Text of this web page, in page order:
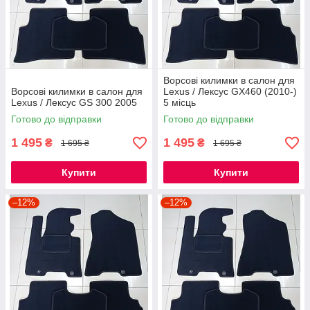
Ворсові килимки в салон для
Lexus / Лексус GS 300 2005
Готово до відправки
1 495 ₴ 1 695 ₴
Купити
Ворсові килимки в салон для
Lexus / Лексус GX460 (2010-)
5 місць
Готово до відправки
1 495 ₴ 1 695 ₴
Купити
–12% –12%